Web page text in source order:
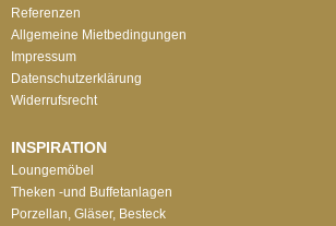
Referenzen
Allgemeine Mietbedingungen
Impressum
Datenschutzerklärung
Widerrufsrecht
INSPIRATION
Loungemöbel
Theken -und Buffetanlagen
Porzellan, Gläser, Besteck